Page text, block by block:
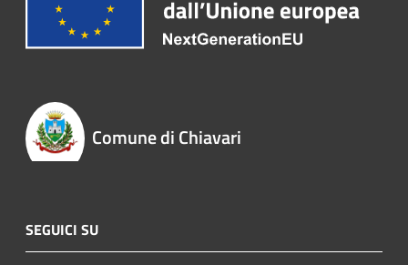
Comune di Chiavari
SEGUICI SU